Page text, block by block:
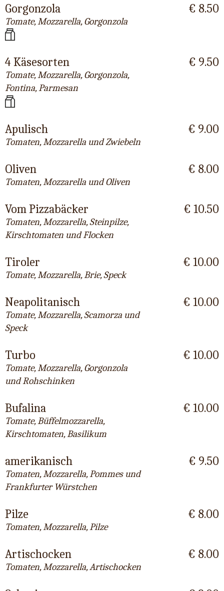
Gorgonzola
Tomate, Mozzarella, Gorgonzola
€ 8.50
4 Käsesorten
Tomate, Mozzarella, Gorgonzola,
Fontina, Parmesan
€ 9.50
Apulisch
Tomaten, Mozzarella und Zwiebeln
€ 9.00
Oliven
Tomaten, Mozzarella und Oliven
€ 8.00
Vom Pizzabäcker
Tomaten, Mozzarella, Steinpilze,
Kirschtomaten und Flocken
€ 10.50
Tiroler
Tomate, Mozzarella, Brie, Speck
€ 10.00
Neapolitanisch
Tomate, Mozzarella, Scamorza und
Speck
€ 10.00
Turbo
Tomate, Mozzarella, Gorgonzola
und Rohschinken
€ 10.00
Bufalina
Tomate, Büffelmozzarella,
Kirschtomaten, Basilikum
€ 10.00
amerikanisch
Tomaten, Mozzarella, Pommes und
Frankfurter Würstchen
€ 9.50
Pilze
Tomaten, Mozzarella, Pilze
€ 8.00
Artischocken
Tomaten, Mozzarella, Artischocken
€ 8.00